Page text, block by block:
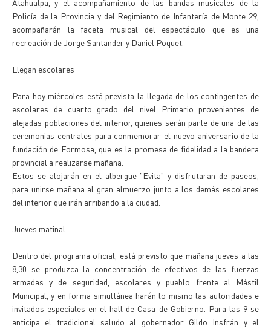
Atahualpa, y el acompañamiento de las bandas musicales de la
Policía de la Provincia y del Regimiento de Infantería de Monte 29,
acompañarán la faceta musical del espectáculo que es una
recreación de Jorge Santander y Daniel Poquet.
Llegan escolares
Para hoy miércoles está prevista la llegada de los contingentes de
escolares de cuarto grado del nivel Primario provenientes de
alejadas poblaciones del interior, quienes serán parte de una de las
ceremonias centrales para conmemorar el nuevo aniversario de la
fundación de Formosa, que es la promesa de fidelidad a la bandera
provincial a realizarse mañana.
Estos se alojarán en el albergue "Evita" y disfrutaran de paseos,
para unirse mañana al gran almuerzo junto a los demás escolares
del interior que irán arribando a la ciudad.
Jueves matinal
Dentro del programa oficial, está previsto que mañana jueves a las
8,30 se produzca la concentración de efectivos de las fuerzas
armadas y de seguridad, escolares y pueblo frente al Mástil
Municipal, y en forma simultánea harán lo mismo las autoridades e
invitados especiales en el hall de Casa de Gobierno. Para las 9 se
anticipa el tradicional saludo al gobernador Gildo Insfrán y el